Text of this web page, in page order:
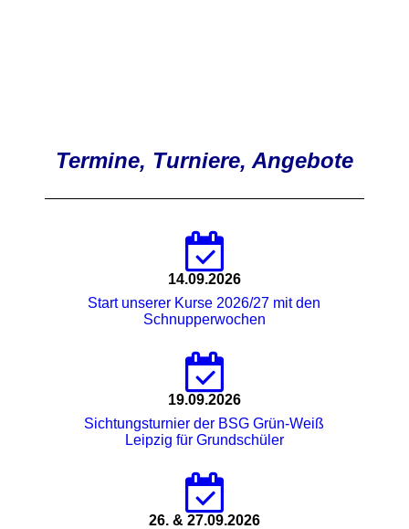
Termine, Turniere, Angebote
14.09.2026
Start unserer Kurse 2026/27 mit den
Schnupperwochen
19.09.2026
Sichtungsturnier der BSG Grün-Weiß
Leipzig für Grundschüler
26. & 27.09.2026